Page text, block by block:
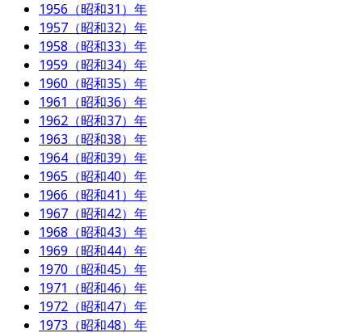
1956（昭和31）年
1957（昭和32）年
1958（昭和33）年
1959（昭和34）年
1960（昭和35）年
1961（昭和36）年
1962（昭和37）年
1963（昭和38）年
1964（昭和39）年
1965（昭和40）年
1966（昭和41）年
1967（昭和42）年
1968（昭和43）年
1969（昭和44）年
1970（昭和45）年
1971（昭和46）年
1972（昭和47）年
1973（昭和48）年